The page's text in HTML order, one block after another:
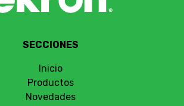
SECCIONES
Inicio
Productos
Novedades